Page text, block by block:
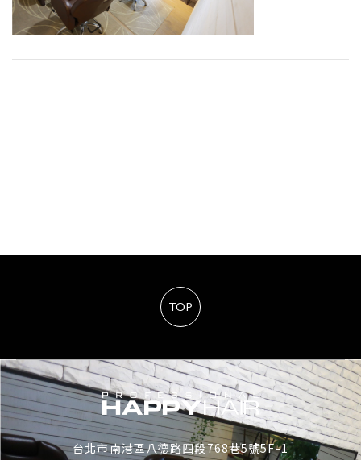
TOP
台北市南港區八德路四段768巷5號5F-1